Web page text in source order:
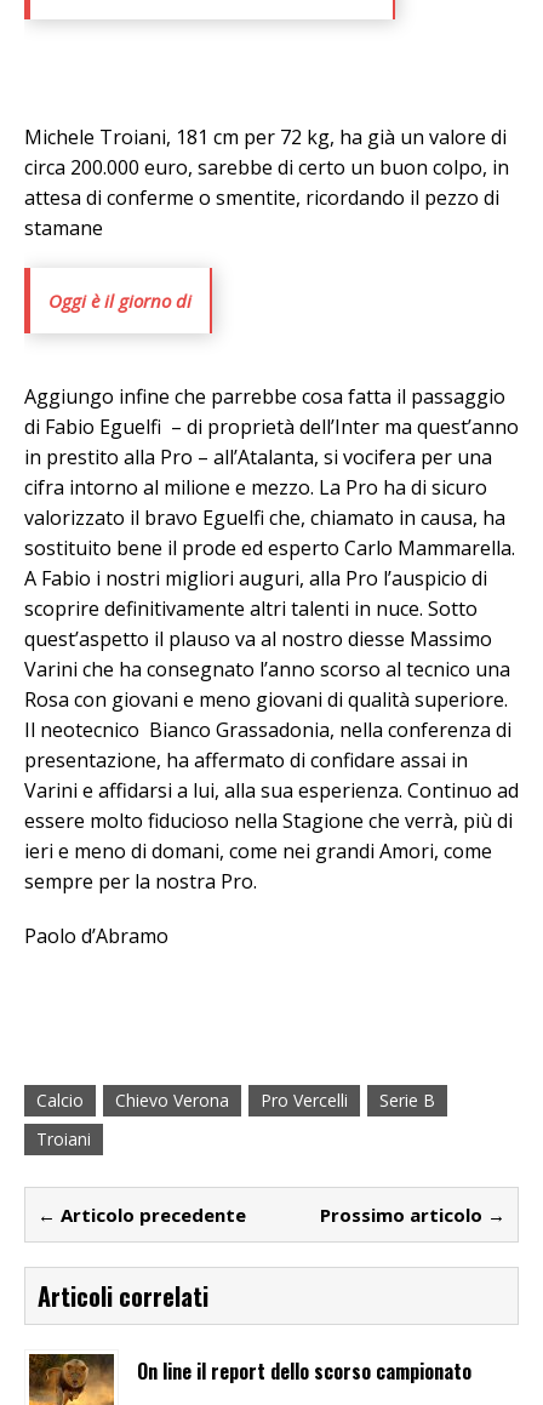
Michele Troiani, 181 cm per 72 kg, ha già un valore di
circa 200.000 euro, sarebbe di certo un buon colpo, in
attesa di conferme o smentite, ricordando il pezzo di
stamane
Oggi è il giorno di
Aggiungo infine che parrebbe cosa fatta il passaggio
di Fabio Eguelfi – di proprietà dell’Inter ma quest’anno
in prestito alla Pro – all’Atalanta, si vocifera per una
cifra intorno al milione e mezzo. La Pro ha di sicuro
valorizzato il bravo Eguelfi che, chiamato in causa, ha
sostituito bene il prode ed esperto Carlo Mammarella.
A Fabio i nostri migliori auguri, alla Pro l’auspicio di
scoprire definitivamente altri talenti in nuce. Sotto
quest’aspetto il plauso va al nostro diesse Massimo
Varini che ha consegnato l’anno scorso al tecnico una
Rosa con giovani e meno giovani di qualità superiore.
Il neotecnico Bianco Grassadonia, nella conferenza di
presentazione, ha affermato di confidare assai in
Varini e affidarsi a lui, alla sua esperienza. Continuo ad
essere molto fiducioso nella Stagione che verrà, più di
ieri e meno di domani, come nei grandi Amori, come
sempre per la nostra Pro.
Paolo d’Abramo
Calcio Chievo Verona Pro Vercelli
Serie B
Troiani
← Articolo precedente Prossimo articolo →
Articoli correlati
On line il report dello scorso campionato